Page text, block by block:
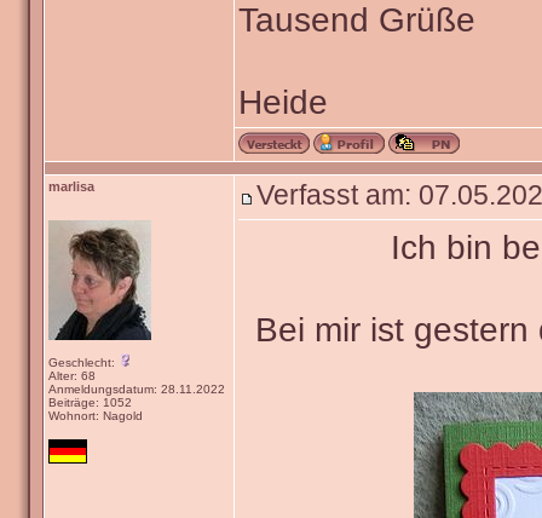
Tausend Grüße
Heide
marlisa
Geschlecht:
Alter: 68
Anmeldungsdatum: 28.11.2022
Beiträge: 1052
Wohnort: Nagold
Verfasst am:
Ich bin
Bei mir ist